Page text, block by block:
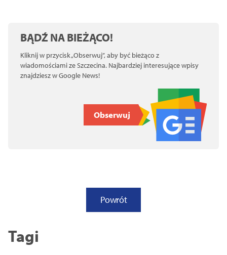
BĄDŹ NA BIEŻĄCO!
Kliknij w przycisk „Obserwuj”, aby być bieżąco z
wiadomościami ze Szczecina. Najbardziej interesujące wpisy
znajdziesz w Google News!
Obserwuj
Powrót
Tagi